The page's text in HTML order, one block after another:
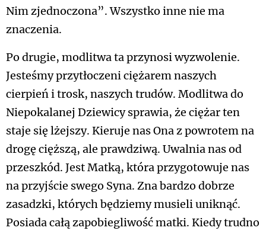
Nim zjednoczona”. Wszystko inne nie ma
znaczenia.
Po drugie, modlitwa ta przynosi wyzwolenie.
Jesteśmy przytłoczeni ciężarem naszych
cierpień i trosk, naszych trudów. Modlitwa do
Niepokalanej Dziewicy sprawia, że ciężar ten
staje się lżejszy. Kieruje nas Ona z powrotem na
drogę cięższą, ale prawdziwą. Uwalnia nas od
przeszkód. Jest Matką, która przygotowuje nas
na przyjście swego Syna. Zna bardzo dobrze
zasadzki, których będziemy musieli uniknąć.
Posiada całą zapobiegliwość matki. Kiedy trudno